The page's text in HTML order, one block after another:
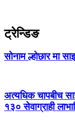
ट्रेन्डिङ
सोनाम ल्होछार मा
अत्यधिक चापबीच
१३० सेवाग्राही